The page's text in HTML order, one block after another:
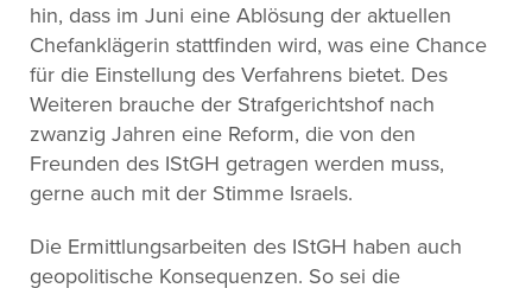
hin, dass im Juni eine Ablösung der aktuellen
Chefanklägerin stattfinden wird, was eine Chance
für die Einstellung des Verfahrens bietet. Des
Weiteren brauche der Strafgerichtshof nach
zwanzig Jahren eine Reform, die von den
Freunden des IStGH getragen werden muss,
gerne auch mit der Stimme Israels.
Die Ermittlungsarbeiten des IStGH haben auch
geopolitische Konsequenzen. So sei die